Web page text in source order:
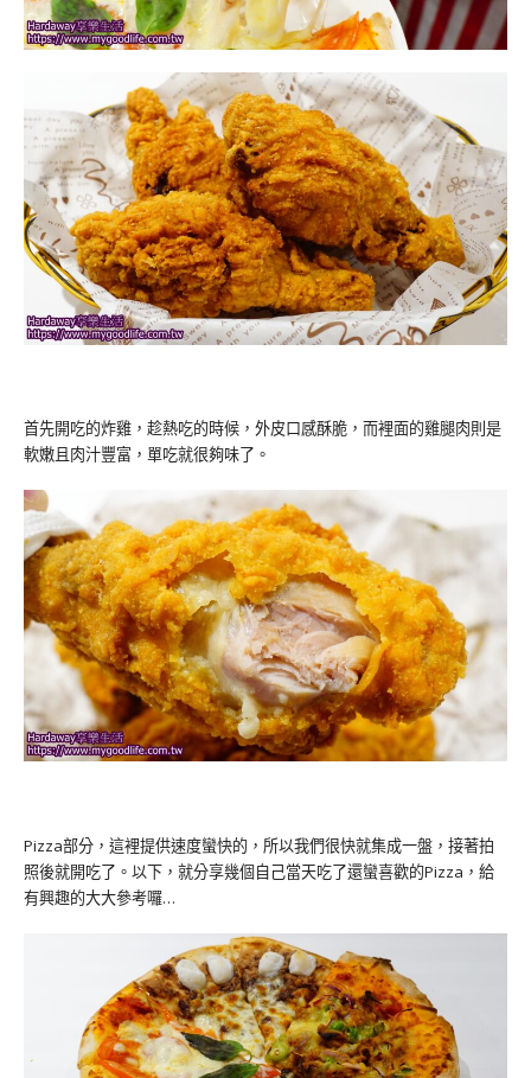
首先開吃的炸雞，趁熱吃的時候，外皮口感酥脆，而裡面的雞腿肉則是
軟嫩且肉汁豐富，單吃就很夠味了。
Pizza部分，這裡提供速度蠻快的，所以我們很快就集成一盤，接著拍
照後就開吃了。以下，就分享幾個自己當天吃了還蠻喜歡的Pizza，給
有興趣的大大參考囉…